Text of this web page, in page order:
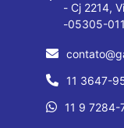
- Cj 2214,
-05305-
11 3647-
11 9 7284-